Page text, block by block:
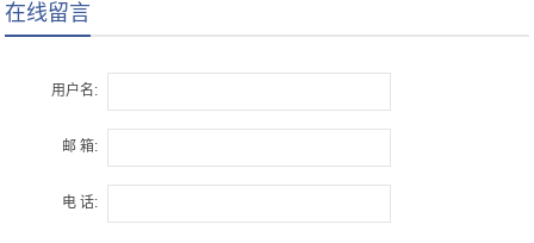
在线留言
用户名:
邮 箱:
电 话: